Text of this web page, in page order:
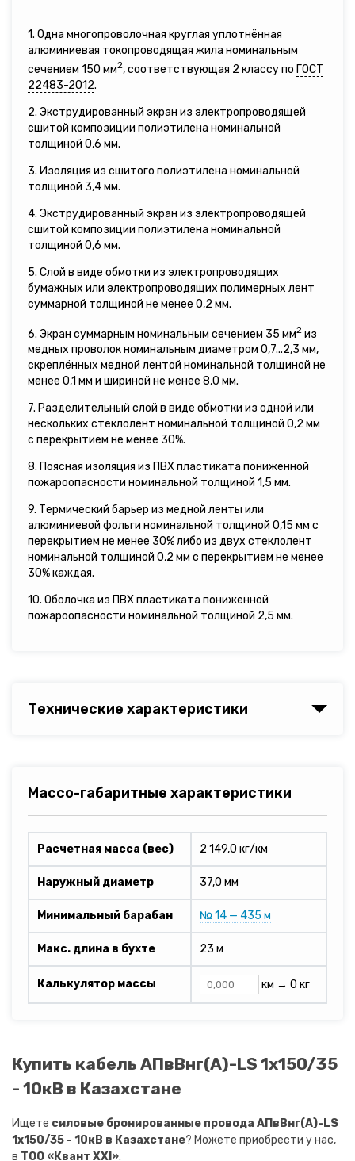
1. Одна многопроволочная круглая уплотнённая
алюминиевая токопроводящая жила номинальным
сечением 150 мм2, соответствующая 2 классу по ГОСТ
22483-2012.
2. Экструдированный экран из электропроводящей
сшитой композиции полиэтилена номинальной
толщиной 0,6 мм.
3. Изоляция из сшитого полиэтилена номинальной
толщиной 3,4 мм.
4. Экструдированный экран из электропроводящей
сшитой композиции полиэтилена номинальной
толщиной 0,6 мм.
5. Слой в виде обмотки из электропроводящих
бумажных или электропроводящих полимерных лент
суммарной толщиной не менее 0,2 мм.
6. Экран суммарным номинальным сечением 35 мм2 из
медных проволок номинальным диаметром 0,7...2,3 мм,
скреплённых медной лентой номинальной толщиной не
менее 0,1 мм и шириной не менее 8,0 мм.
7. Разделительный слой в виде обмотки из одной или
нескольких стеклолент номинальной толщиной 0,2 мм
с перекрытием не менее 30%.
8. Поясная изоляция из ПВХ пластиката пониженной
пожароопасности номинальной толщиной 1,5 мм.
9. Термический барьер из медной ленты или
алюминиевой фольги номинальной толщиной 0,15 мм с
перекрытием не менее 30% либо из двух стеклолент
номинальной толщиной 0,2 мм с перекрытием не менее
30% каждая.
10. Оболочка из ПВХ пластиката пониженной
пожароопасности номинальной толщиной 2,5 мм.
Технические характеристики
Массо-габаритные характеристики
Расчетная масса (вес) 2 149,0 кг/км
Наружный диаметр 37,0 мм
Минимальный барабан № 14 — 435 м
Макс. длина в бухте 23 м
Калькулятор массы км → 0 кг
Купить кабель АПвВнг(A)-LS 1х150/35
- 10кВ в Казахстане
Ищете силовые бронированные провода АПвВнг(A)-LS
1х150/35 - 10кВ в Казахстане? Можете приобрести у нас,
в ТОО «Квант XXI».